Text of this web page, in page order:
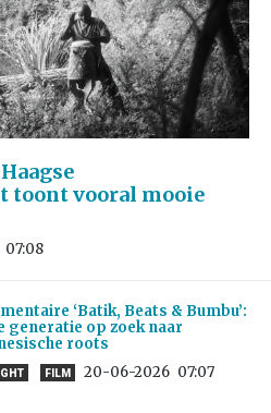
toont vooral mooie
07:08
‘Batik, Beats & Bumbu’:
generatie op zoek naar
roots
FILM 20-06-2026 07:07